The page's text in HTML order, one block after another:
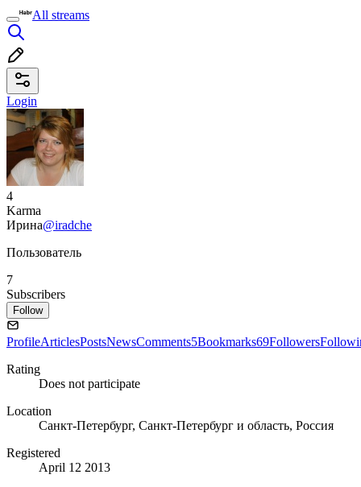
All streams
Login
4
Karma
Ирина@iradche
Пользователь
7
Subscribers
Follow
ProfileArticlesPostsNewsComments5Bookmarks69Followers
Rating
Does not participate
Location
Санкт-Петербург, Санкт-Петербург и область, Россия
Registered
April 12 2013